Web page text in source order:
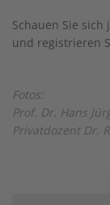
Schauen Sie sich
und registrieren
Fotos:
Prof. Dr. Hans
Privatdozent Dr.